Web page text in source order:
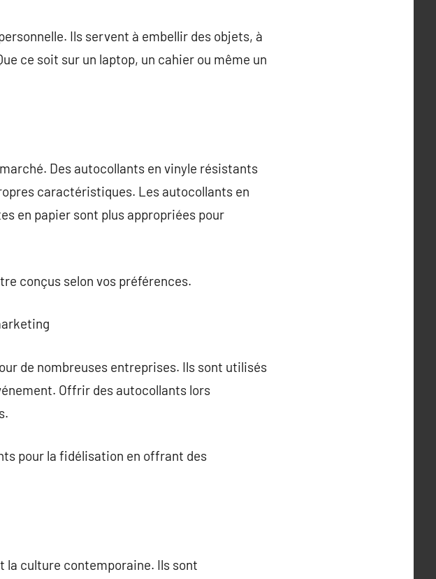
Ils servent à embellir des objets, à
ce soit sur un laptop, un cahier ou même un
Des autocollants en vinyle résistants
caractéristiques. Les autocollants en
en papier sont plus appropriées pour
conçus selon vos préférences.
de nombreuses entreprises. Ils sont utilisés
Offrir des autocollants lors
pour la fidélisation en offrant des
la culture contemporaine. Ils sont